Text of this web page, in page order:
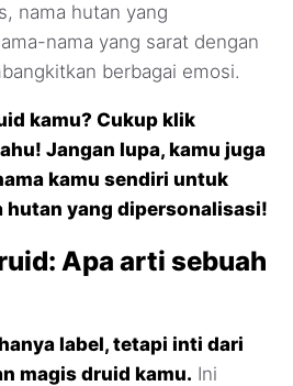
nama hutan yang
nama yang sarat dengan
berbagai emosi.
kamu? Cukup klik
Jangan lupa, kamu juga
kamu sendiri untuk
hutan yang dipersonalisasi!
Apa arti sebuah
label, tetapi inti dari
magis druid kamu. Ini